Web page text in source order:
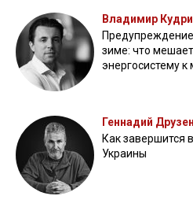
Владимир
зиме: что
энергосистему к
Геннадий
Как завершится
Украины